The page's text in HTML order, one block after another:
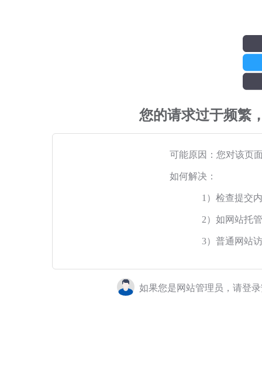
您的请求过于频繁
可能原因：您对该页
如何解决：
1）检查提交
2）如网站托
3）普通网站
如果您是网站管理员，请登